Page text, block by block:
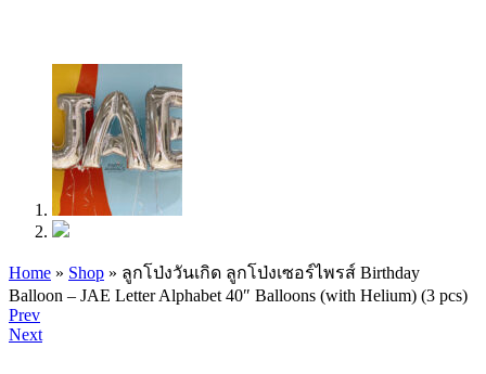
Home » Shop » ลูกโป่งวันเกิด ลูกโป่งเซอร์ไพรส์ Birthday
Balloon – JAE Letter Alphabet 40″ Balloons (with Helium) (3 pcs)
Product
navigation
Prev
Next